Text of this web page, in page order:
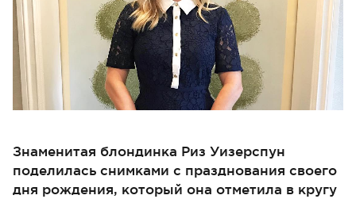
Знаменитая блондинка Риз Уизерспун
поделилась снимками с празднования своего
дня рождения, который она отметила в кругу